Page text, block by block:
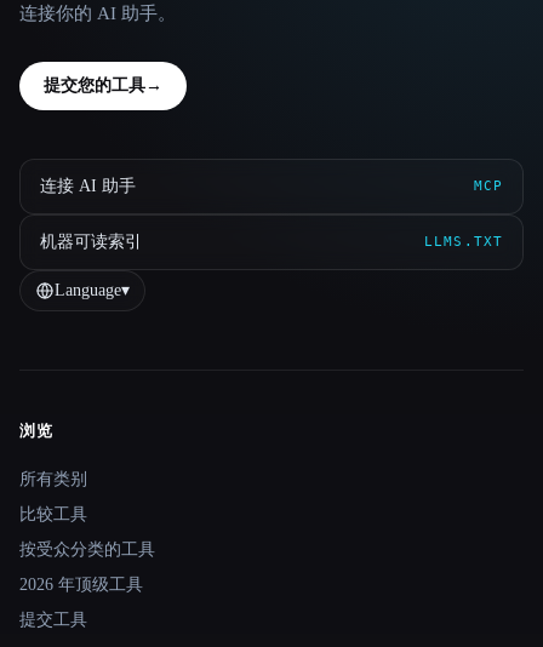
连接你的 AI 助手。
提交您的工具→
连接 AI 助手 MCP
机器可读索引 LLMS.TXT
Language▾
Site navigation
浏览
所有类别
比较工具
按受众分类的工具
2026 年顶级工具
提交工具